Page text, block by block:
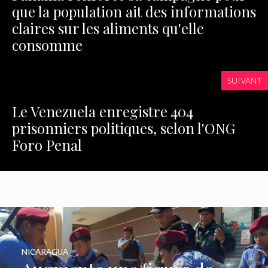
que la population ait des informations
claires sur les aliments qu'elle
consomme
SUIVANT
Le Venezuela enregistre 404
prisonniers politiques, selon l'ONG
Foro Penal
NICARAGUA